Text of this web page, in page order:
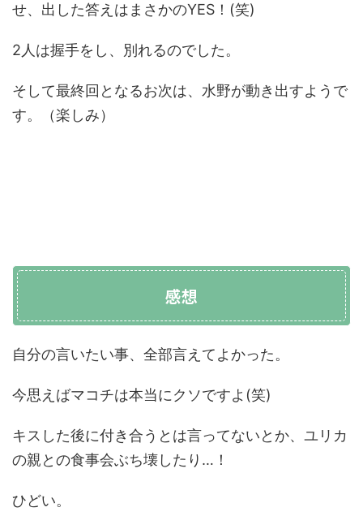
せ、出した答えはまさかのYES！(笑)
2人は握手をし、別れるのでした。
そして最終回となるお次は、水野が動き出すようで
す。（楽しみ）
感想
自分の言いたい事、全部言えてよかった。
今思えばマコチは本当にクソですよ(笑)
キスした後に付き合うとは言ってないとか、ユリカ
の親との食事会ぶち壊したり…！
ひどい。